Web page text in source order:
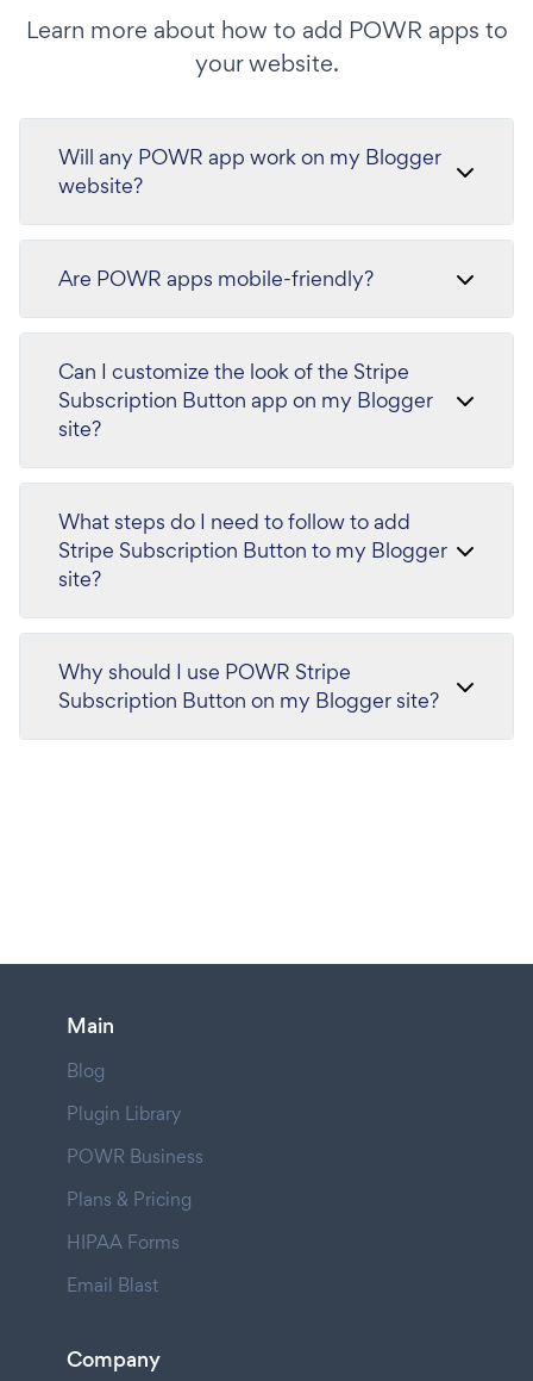
Learn more about how to add POWR apps to
your website.
Will any POWR app work on my Blogger
website?
Are POWR apps mobile-friendly?
Can I customize the look of the Stripe
Subscription Button app on my Blogger
site?
What steps do I need to follow to add
Stripe Subscription Button to my Blogger
site?
Why should I use POWR Stripe
Subscription Button on my Blogger site?
Main
Blog
Plugin Library
POWR Business
Plans & Pricing
HIPAA Forms
Email Blast
Company